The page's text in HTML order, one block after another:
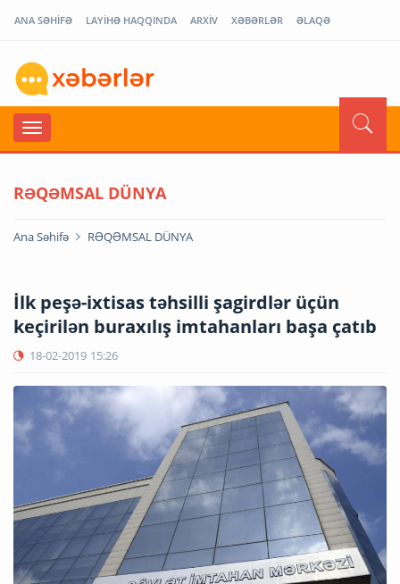
ANA SƏHİFƏ LAYİHƏ HAQQINDA ARXİV XƏBƏRLƏR ƏLAQƏ
RƏQƏMSAL DÜNYA
Ana Səhifə RƏQƏMSAL DÜNYA
İlk peşə-ixtisas təhsilli şagirdlər üçün
keçirilən buraxılış imtahanları başa çatıb
18-02-2019 15:26